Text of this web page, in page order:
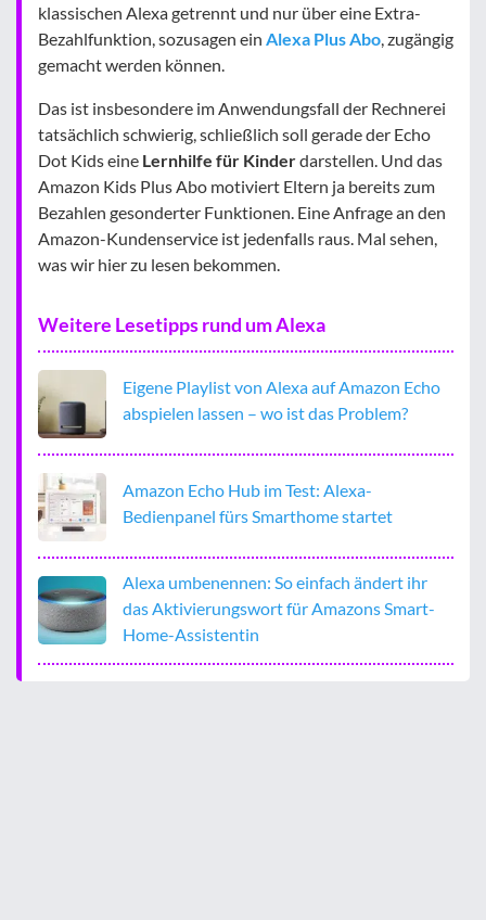
klassischen Alexa getrennt und nur über eine Extra-
Bezahlfunktion, sozusagen ein Alexa Plus Abo, zugängig
gemacht werden können.
Das ist insbesondere im Anwendungsfall der Rechnerei
tatsächlich schwierig, schließlich soll gerade der Echo
Dot Kids eine Lernhilfe für Kinderdarstellen. Und das
Amazon Kids Plus Abo motiviert Eltern ja bereits zum
Bezahlen gesonderter Funktionen. Eine Anfrage an den
Amazon-Kundenservice ist jedenfalls raus. Mal sehen,
was wir hier zu lesen bekommen.
Weitere Lesetipps rund um Alexa
Eigene Playlist von Alexa auf Amazon Echo
abspielen lassen – wo ist das Problem?
Amazon Echo Hub im Test: Alexa-
Bedienpanel fürs Smarthome startet
Alexa umbenennen: So einfach ändert ihr
das Aktivierungswort für Amazons Smart-
Home-Assistentin